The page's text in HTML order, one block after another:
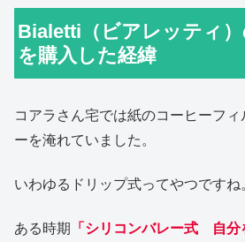
Bialetti（ビアレッティ
を購入した経緯
コアラさん宅では紙のコーヒーフ
ーを淹れていました。
いわゆるドリップ式ってやつですね
ある時期
「シリコンバレー式 自分